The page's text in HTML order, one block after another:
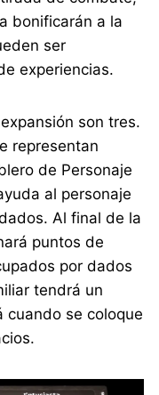
bonificarán a la
ser
experiencias.
son tres.
representan
de Personaje
al personaje
Al final de la
puntos de
por dados
tendrá un
cuando se coloque